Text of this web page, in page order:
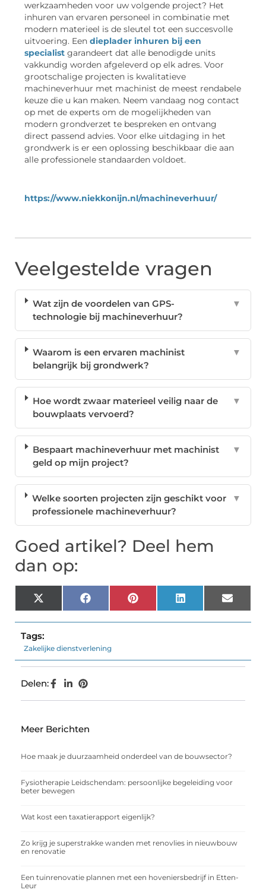
werkzaamheden voor uw volgende project? Het
inhuren van ervaren personeel in combinatie met
modern materieel is de sleutel tot een succesvolle
uitvoering. Een dieplader inhuren bij een
specialist garandeert dat alle benodigde units
vakkundig worden afgeleverd op elk adres. Voor
grootschalige projecten is kwalitatieve
machineverhuur met machinist de meest rendabele
keuze die u kan maken. Neem vandaag nog contact
op met de experts om de mogelijkheden van
modern grondverzet te bespreken en ontvang
direct passend advies. Voor elke uitdaging in het
grondwerk is er een oplossing beschikbaar die aan
alle professionele standaarden voldoet.
https://www.niekkonijn.nl/machineverhuur/
Veelgestelde vragen
Wat zijn de voordelen van GPS-
technologie bij machineverhuur?
▼
Waarom is een ervaren machinist
belangrijk bij grondwerk?
▼
Hoe wordt zwaar materieel veilig naar de
bouwplaats vervoerd?
▼
Bespaart machineverhuur met machinist
geld op mijn project?
▼
Welke soorten projecten zijn geschikt voor
professionele machineverhuur?
▼
Goed artikel? Deel hem
dan op:
X
(Twitter)
FacebookPinterest LinkedIn Email
Tags:
Zakelijke dienstverlening
Delen:
Meer Berichten
Hoe maak je duurzaamheid onderdeel van de bouwsector?
Fysiotherapie Leidschendam: persoonlijke begeleiding voor
beter bewegen
Wat kost een taxatierapport eigenlijk?
Zo krijg je superstrakke wanden met renovlies in nieuwbouw
en renovatie
Een tuinrenovatie plannen met een hoveniersbedrijf in Etten-
Leur